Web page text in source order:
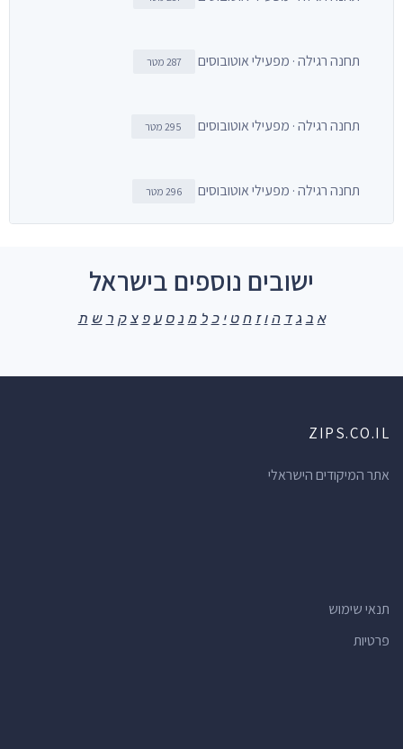
תחנה רגילה · מפעילי אוטובוסים 287 מטר
תחנה רגילה · מפעילי אוטובוסים 295 מטר
תחנה רגילה · מפעילי אוטובוסים 296 מטר
ישובים נוספים בישראל
א ב ג ד ה ו ז ח ט י כ ל מ נ ס ע פ צ ק ר ש ת
ZIPS.CO.IL
אתר המיקודים הישראלי
תנאי שימוש
פרטיות